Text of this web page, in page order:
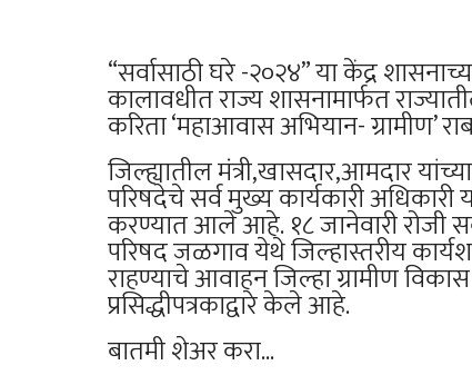
“सर्वासाठी घरे -२०२४” या केंद्र
कालावधीत राज्य शासनामार्फत
करिता ‘महाआवास अभियान- ग्रामीण’
जिल्ह्यातील मंत्री,खासदार,आमदार
परिषदेचे सर्व मुख्य कार्यकारी
करण्यात आले आहे. १८ जानेवारी रोजी
परिषद जळगाव येथे जिल्हास्तरीय
राहण्याचे आवाहन जिल्हा ग्रामीण
प्रसिद्धीपत्रकाद्वारे केले आहे.
बातमी शेअर करा...